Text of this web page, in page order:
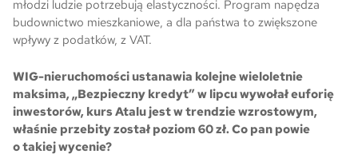
młodzi ludzie potrzebują elastyczności. Program napędza
budownictwo mieszkaniowe, a dla państwa to zwiększone
wpływy z podatków, z VAT.
WIG-nieruchomości ustanawia kolejne wieloletnie
maksima, „Bezpieczny kredyt” w lipcu wywołał euforię
inwestorów, kurs Atalu jest w trendzie wzrostowym,
właśnie przebity został poziom 60 zł. Co pan powie
o takiej wycenie?